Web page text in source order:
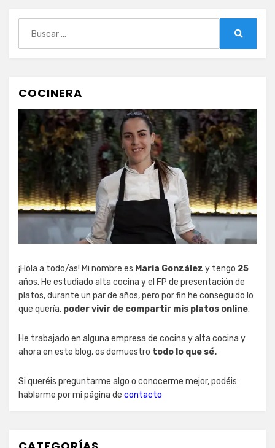
COCINERA
¡Hola a todo/as! Mi nombre es Maria González y tengo 25
años. He estudiado alta cocina y el FP de presentación de
platos, durante un par de años, pero por fin he conseguido lo
que quería, poder vivir de compartir mis platos online.
He trabajado en alguna empresa de cocina y alta cocina y
ahora en este blog, os demuestro todo lo que sé.
Si queréis preguntarme algo o conocerme mejor, podéis
hablarme por mi página de contacto